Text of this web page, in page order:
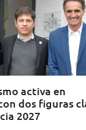
activa en
dos figuras
2027